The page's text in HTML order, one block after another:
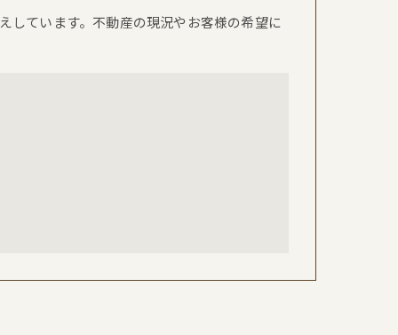
しています。不動産の現況やお客様の希望に